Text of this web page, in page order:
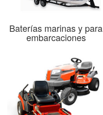
Baterías marinas y para
embarcaciones